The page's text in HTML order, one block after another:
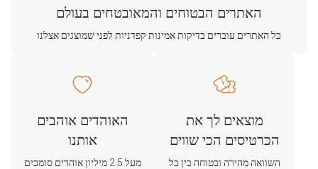
האתרים הבטוחים והמאובטחים בעולם
כל האתרים עוברים בדיקות אמינות קפדניות לפני שמוצגים אצלנו
מוצאים לך את
הכרטיסים הכי שווים
השוואה מהירה ובטוחה בין כל
האוהדים אוהבים
אותנו
מעל 2.5 מיליון אוהדים סומכים